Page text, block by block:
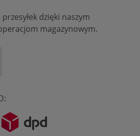
dzięki naszym
magazynowym.